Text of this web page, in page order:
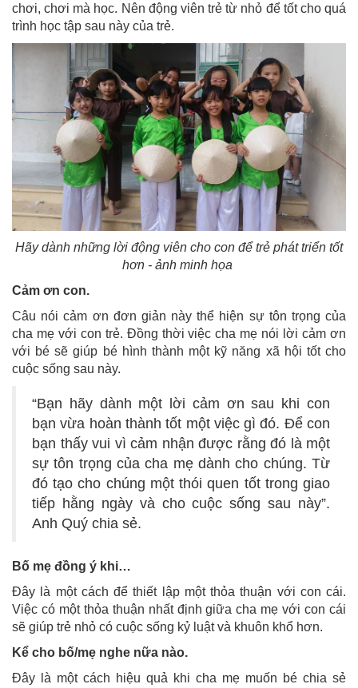
chơi, chơi mà học. Nên động viên trẻ từ nhỏ để tốt cho quá
trình học tập sau này của trẻ.
Hãy dành những lời động viên cho con để trẻ phát triển tốt
hơn - ảnh minh họa
Cảm ơn con.
Câu nói cảm ơn đơn giản này thể hiện sự tôn trọng của
cha mẹ với con trẻ. Đồng thời việc cha mẹ nói lời cảm ơn
với bé sẽ giúp bé hình thành một kỹ năng xã hội tốt cho
cuộc sống sau này.
“Bạn hãy dành một lời cảm ơn sau khi con
bạn vừa hoàn thành tốt một việc gì đó. Để con
bạn thấy vui vì cảm nhận được rằng đó là một
sự tôn trọng của cha mẹ dành cho chúng. Từ
đó tạo cho chúng một thói quen tốt trong giao
tiếp hằng ngày và cho cuộc sống sau này”.
Anh Quý chia sẻ.
Bố mẹ đồng ý khi…
Đây là một cách để thiết lập một thỏa thuận với con cái.
Việc có một thỏa thuận nhất định giữa cha mẹ với con cái
sẽ giúp trẻ nhỏ có cuộc sống kỷ luật và khuôn khổ hơn.
Kể cho bố/mẹ nghe nữa nào.
Đây là một cách hiệu quả khi cha mẹ muốn bé chia sẻ